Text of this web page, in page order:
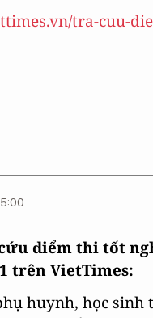
tra-cuu-
điểm thi tốt
trên VietTimes:
huynh, học sinh